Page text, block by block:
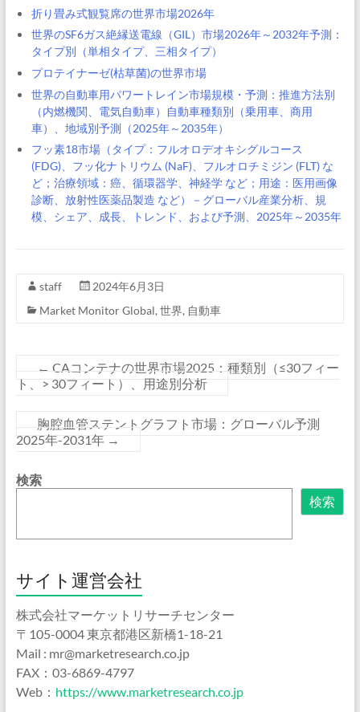
折り畳み式観覧席の世界市場2026年
世界のSF6ガス絶縁送電線（GIL）市場2026年～2032年予測：
タイプ別（単相タイプ、三相タイプ）
プロテイナーゼ(枯草菌)の世界市場
世界の自動車用パワートレイン市場規模・予測：推進方法別
（内燃機関、電気自動車）自動車種類別（乗用車、商用
車）、地域別予測（2025年～2035年）
フッ素18市場（タイプ：フルオロデオキシグルコース
(FDG)、フッ化ナトリウム (NaF)、フルオロチミジン (FLT) な
ど；治療領域：癌、循環器学、神経学 など；用途：医用画像
診断、放射性医薬品製造 など）－グローバル産業分析、規
模、シェア、成長、トレンド、および予測、2025年～2035年
staff
2024年6月3日
Market Monitor Global, 世界, 自動車
← CAコンテナの世界市場2025：種類別（≤30フィー
ト、> 30フィート）、用途別分析
胸腔血管ステントグラフト市場：グローバル予測
2025年-2031年 →
検索
検索
サイト運営会社
株式会社マーケットリサーチセンター
〒105-0004 東京都港区新橋1-18-21
Mail : mr@marketresearch.co.jp
FAX：03-6869-4797
Web： https://www.marketresearch.co.jp